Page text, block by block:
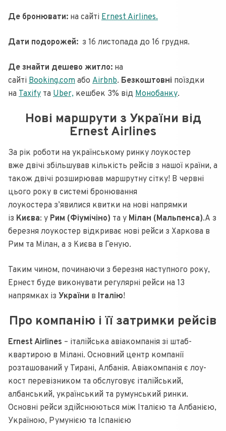
Де бронювати: на сайті Ernest Airlines.
Дати подорожей: з 16 листопада до 16 грудня.
Де знайти дешево житло: на
сайті Booking.com або Airbnb. Безкоштовні поїздки
на Taxify та Uber, кешбек 3% від Монобанку.
Нові маршрути з України від
Ernest Airlines
За рік роботи на українському ринку лоукостер
вже двічі збільшував кількість рейсів з нашої країни, а
також двічі розширював маршрутну сітку! В червні
цього року в системі бронювання
лоукостера з’явилися квитки на нові напрямки
із Києва: у Рим (Фіумічіно) та у Мілан (Мальпенса).А з
березня лоукостер відкриває нові рейси з Харкова в
Рим та Мілан, а з Києва в Геную.
Таким чином, починаючи з березня наступного року,
Ернест буде виконувати регулярні рейси на 13
напрямках із України в Італію!
Про компанію і її затримки рейсів
Ernest Airlines – італійська авіакомпанія зі штаб-
квартирою в Мілані. Основний центр компанії
розташований у Тирані, Албанія. Авіакомпанія є лоу-
кост перевізником та обслуговує італійський,
албанський, український та румунський ринки.
Основні рейси здійснюються між Італією та Албанією,
Україною, Румунією та Іспанією